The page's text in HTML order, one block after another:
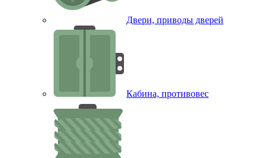
Двери, приводы дверей
Кабина, противовес